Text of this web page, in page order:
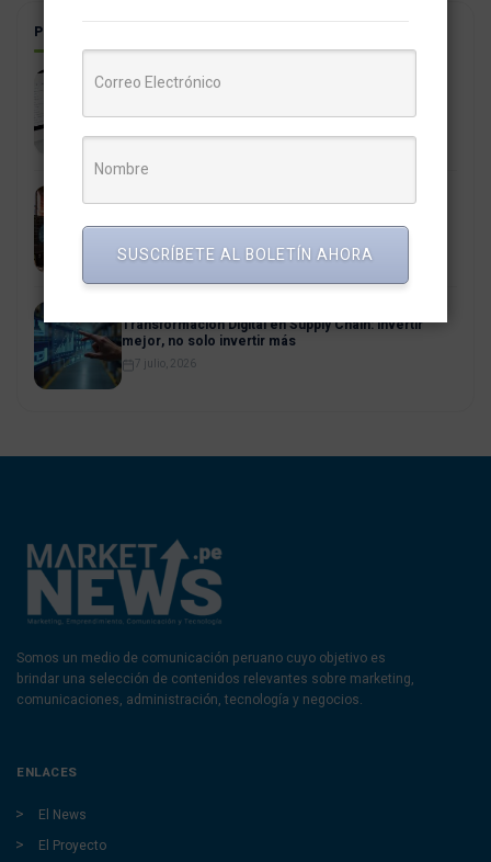
POSTS RELACIONADOS
La PCM aprueba estricta regulación del uso del
La Era Agéntica: cuando la intención reemplaza al
click
21 julio, 2026
Transformación Digital en Supply Chain: invertir
mejor, no solo invertir más
7 julio, 2026
Somos un medio de comunicación peruano cuyo objetivo es
brindar una selección de contenidos relevantes sobre marketing,
comunicaciones, administración, tecnología y negocios.
ENLACES
El News
El Proyecto
SUSCRÍBETE AL BOLETÍN AHORA